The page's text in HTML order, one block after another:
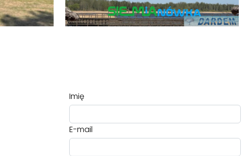
Imię
E-mail